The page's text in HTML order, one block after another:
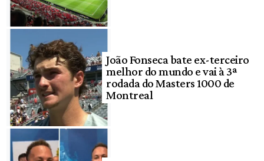
João Fonseca bate ex-terceiro
melhor do mundo e vai à 3ª
rodada do Masters 1000 de
Montreal